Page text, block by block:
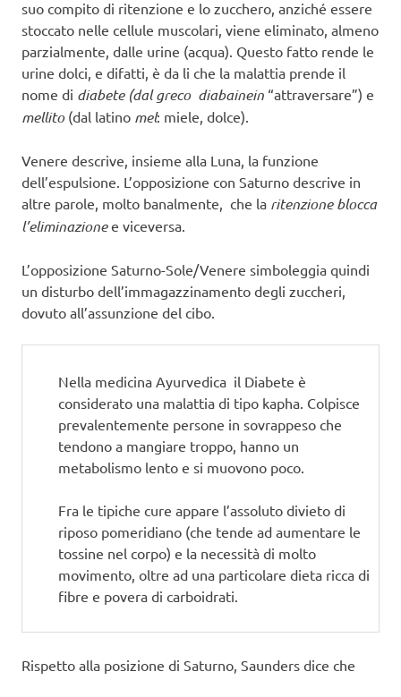
suo compito di ritenzione e lo zucchero, anziché essere
stoccato nelle cellule muscolari, viene eliminato, almeno
parzialmente, dalle urine (acqua). Questo fatto rende le
urine dolci, e difatti, è da li che la malattia prende il
nome di diabete (dal greco diabainein “attraversare”) e
mellito(dal latino mel: miele, dolce).
Venere descrive, insieme alla Luna, la funzione
dell’espulsione. L’opposizione con Saturno descrive in
altre parole, molto banalmente, che la ritenzione blocca
l’eliminazionee viceversa.
L’opposizione Saturno-Sole/Venere simboleggia quindi
un disturbo dell’immagazzinamento degli zuccheri,
dovuto all’assunzione del cibo.
Nella medicina Ayurvedica il Diabete è
considerato una malattia di tipo kapha. Colpisce
prevalentemente persone in sovrappeso che
tendono a mangiare troppo, hanno un
metabolismo lento e si muovono poco.
Fra le tipiche cure appare l’assoluto divieto di
riposo pomeridiano (che tende ad aumentare le
tossine nel corpo) e la necessità di molto
movimento, oltre ad una particolare dieta ricca di
fibre e povera di carboidrati.
Rispetto alla posizione di Saturno, Saunders dice che